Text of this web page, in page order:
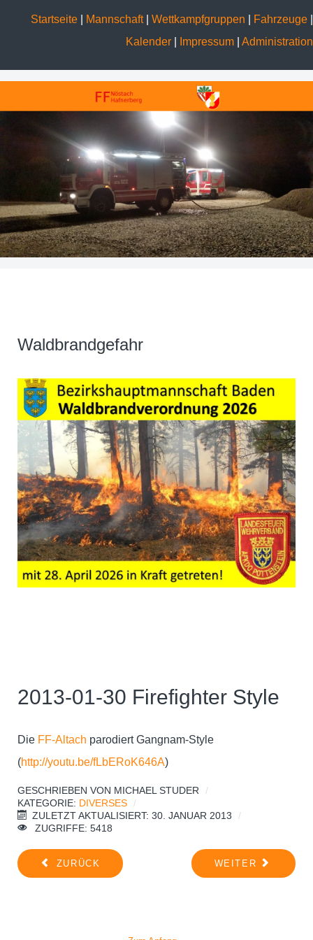
Startseite Mannschaft| Wettkampfgruppen Fahrzeuge
Kalender
Impressum Administration
Waldbrandgefahr
2013-01-30 Firefighter Style
Die FF-Altach parodiert Gangnam-Style
(http://youtu.be/fLbERoK646A)
GESCHRIEBEN VON MICHAEL STUDER
KATEGORIE: DIVERSES
ZULETZT AKTUALISIERT: 30. JANUAR 2013
ZUGRIFFE: 5418
ZURÜCK WEITER